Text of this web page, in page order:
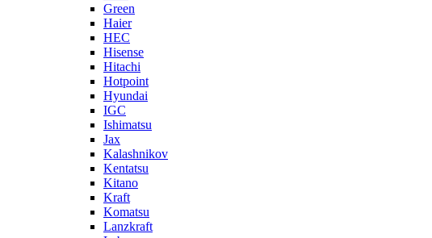
Green
Haier
HEC
Hisense
Hitachi
Hotpoint
Hyundai
IGC
Ishimatsu
Jax
Kalashnikov
Kentatsu
Kitano
Kraft
Komatsu
Lanzkraft